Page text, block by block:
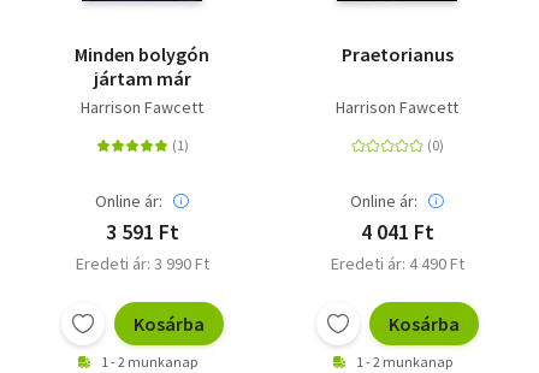
Minden bolygón
jártam már
Harrison Fawcett
Online ár:
3 591 Ft
Eredeti ár: 3 990 Ft
Kosárba
1 - 2 munkanap
Praetorianus
Harrison Fawcett
Online ár:
4 041 Ft
Eredeti ár: 4 490 Ft
Kosárba
1 - 2 munkanap